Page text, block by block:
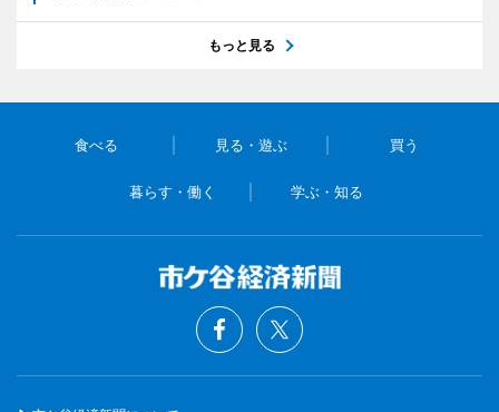
もっと見る
食べる 見る・遊ぶ 買う
暮らす・働く 学ぶ・知る